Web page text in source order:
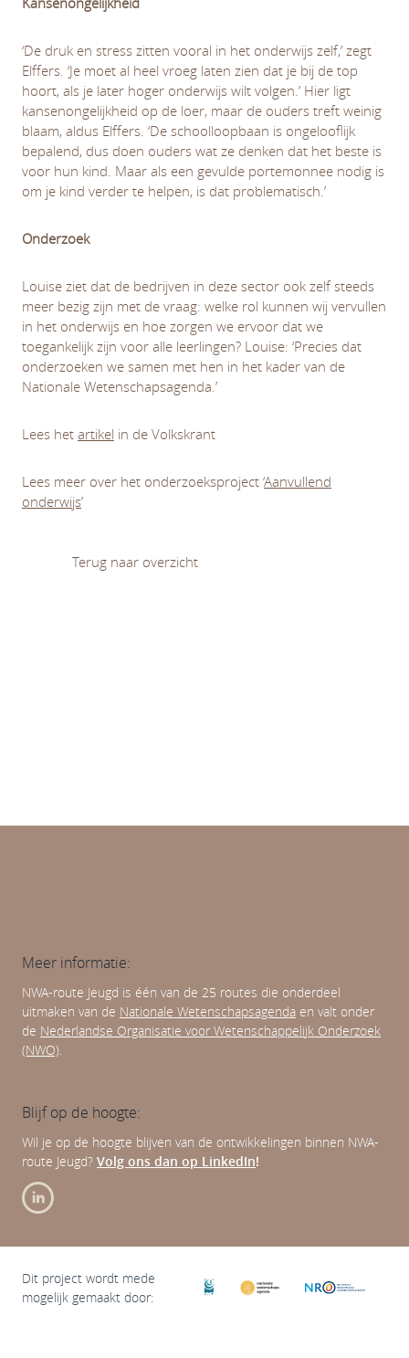
‘De druk en stress zitten vooral in het onderwijs zelf,’ zegt
Elffers. ‘Je moet al heel vroeg laten zien dat je bij de top
hoort, als je later hoger onderwijs wilt volgen.’ Hier ligt
kansenongelijkheid op de loer, maar de ouders treft weinig
blaam, aldus Elffers. ‘De schoolloopbaan is ongelooflijk
bepalend, dus doen ouders wat ze denken dat het beste is
voor hun kind. Maar als een gevulde portemonnee nodig is
om je kind verder te helpen, is dat problematisch.’
Onderzoek
Louise ziet dat de bedrijven in deze sector ook zelf steeds
meer bezig zijn met de vraag: welke rol kunnen wij vervullen
in het onderwijs en hoe zorgen we ervoor dat we
toegankelijk zijn voor alle leerlingen? Louise: ‘Precies dat
onderzoeken we samen met hen in het kader van de
Nationale Wetenschapsagenda.’
Lees het artikel in de Volkskrant
Lees meer over het onderzoeksproject ‘Aanvullend
onderwijs’
Terug naar overzicht
Meer informatie:
NWA-route Jeugd is één van de 25 routes die onderdeel
uitmaken van de Nationale Wetenschapsagenda en valt onder
de Nederlandse Organisatie voor Wetenschappelijk Onderzoek
(NWO).
Blijf op de hoogte:
Wil je op de hoogte blijven van de ontwikkelingen binnen NWA-
route Jeugd? Volg ons dan op LinkedIn!
Dit project wordt mede
mogelijk gemaakt door: